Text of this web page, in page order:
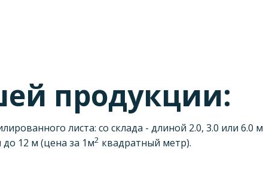
листа: со склада - длиной 2.0, 3.0 или 6.0 м
12 м (цена за 1м2 квадратный метр).
продукции: